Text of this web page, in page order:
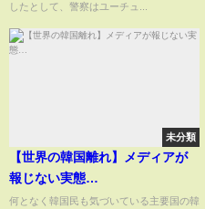
したとして、警察はユーチュ...
未分類
【世界の韓国離れ】メディアが
報じない実態…
何となく韓国民も気づいている主要国の韓